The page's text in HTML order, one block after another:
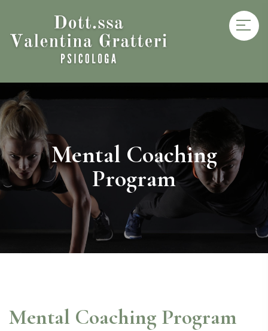
Mental Coaching
Program
Mental Coaching Program